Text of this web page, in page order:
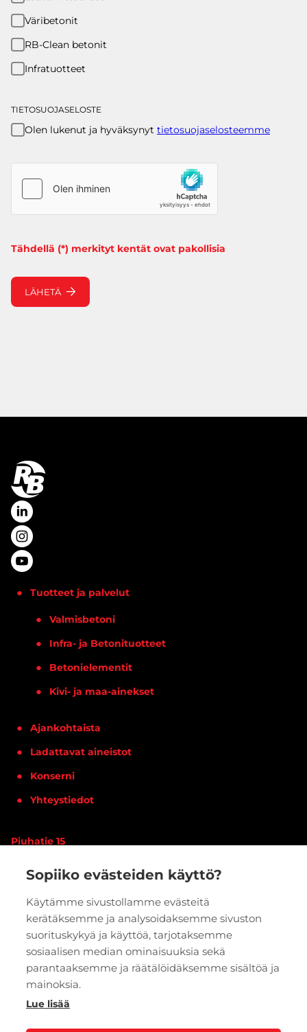
Sopiiko evästeiden käyttö?
Käytämme sivustollamme evästeitä
kerätäksemme ja analysoidaksemme sivuston
suorituskykyä ja käyttöä, tarjotaksemme
sosiaalisen median ominaisuuksia sekä
parantaaksemme ja räätälöidäksemme sisältöä ja
mainoksia.
Lue lisää
Väribetonit
RB-Clean betonit
Infratuotteet
TIETOSUOJASELOSTE
Olen lukenut ja hyväksynyt tietosuojaselosteemme
Tähdellä (*) merkityt kentät ovat pakollisia
LÄHETÄ
Tuotteet ja palvelut
Valmisbetoni
Infra- ja Betonituotteet
Betonielementit
Kivi- ja maa-ainekset
Ajankohtaista
Ladattavat aineistot
Konserni
Yhteystiedot
Piuhatie 15
PYYDÄ TARJOUS VERKKOKAUPPA